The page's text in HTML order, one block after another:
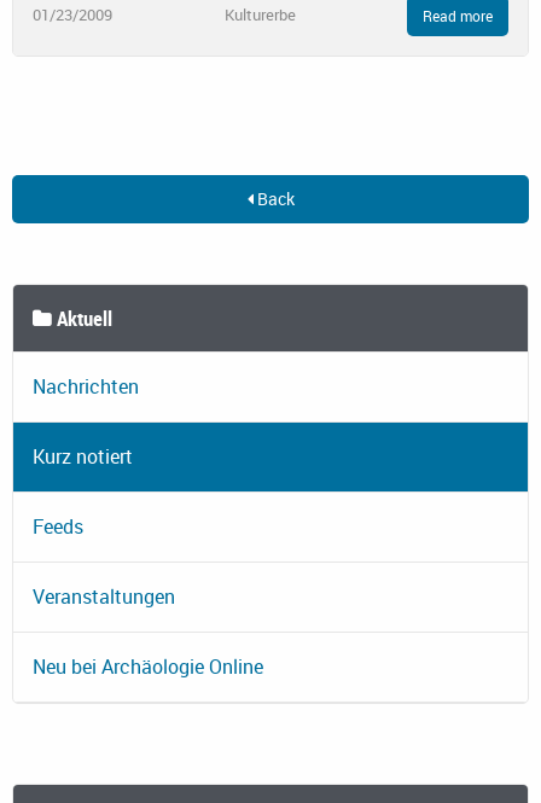
01/23/2009 Kulturerbe Read more
Back
Aktuell
Nachrichten
Kurz notiert
Feeds
Veranstaltungen
Neu bei Archäologie Online